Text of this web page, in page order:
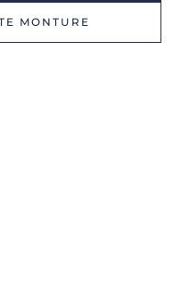
MONTURE